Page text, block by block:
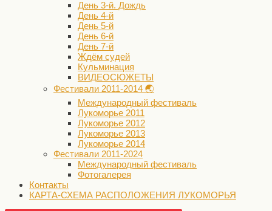
День 3-й. Дождь
День 4-й
День 5-й
День 6-й
День 7-й
Ждём судей
Кульминация
ВИДЕОСЮЖЕТЫ
Фестивали 2011-2014 🌏
Международный фестиваль
Лукоморье 2011
Лукоморье 2012
Лукоморье 2013
Лукоморье 2014
Фестивали 2011-2024
Международный фестиваль
Фотогалерея
Контакты
КАРТА-СХЕМА РАСПОЛОЖЕНИЯ ЛУКОМОРЬЯ